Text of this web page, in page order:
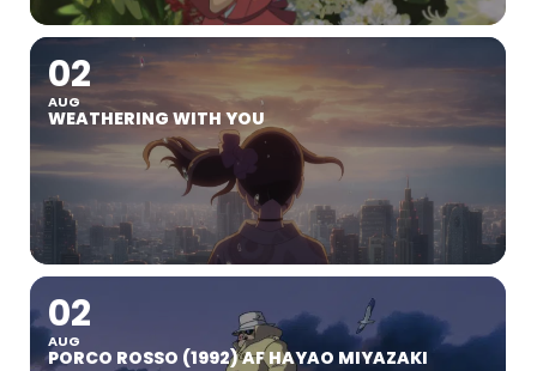
02
AUG
WEATHERING WITH YOU
02
AUG
PORCO ROSSO (1992) AF HAYAO MIYAZAKI